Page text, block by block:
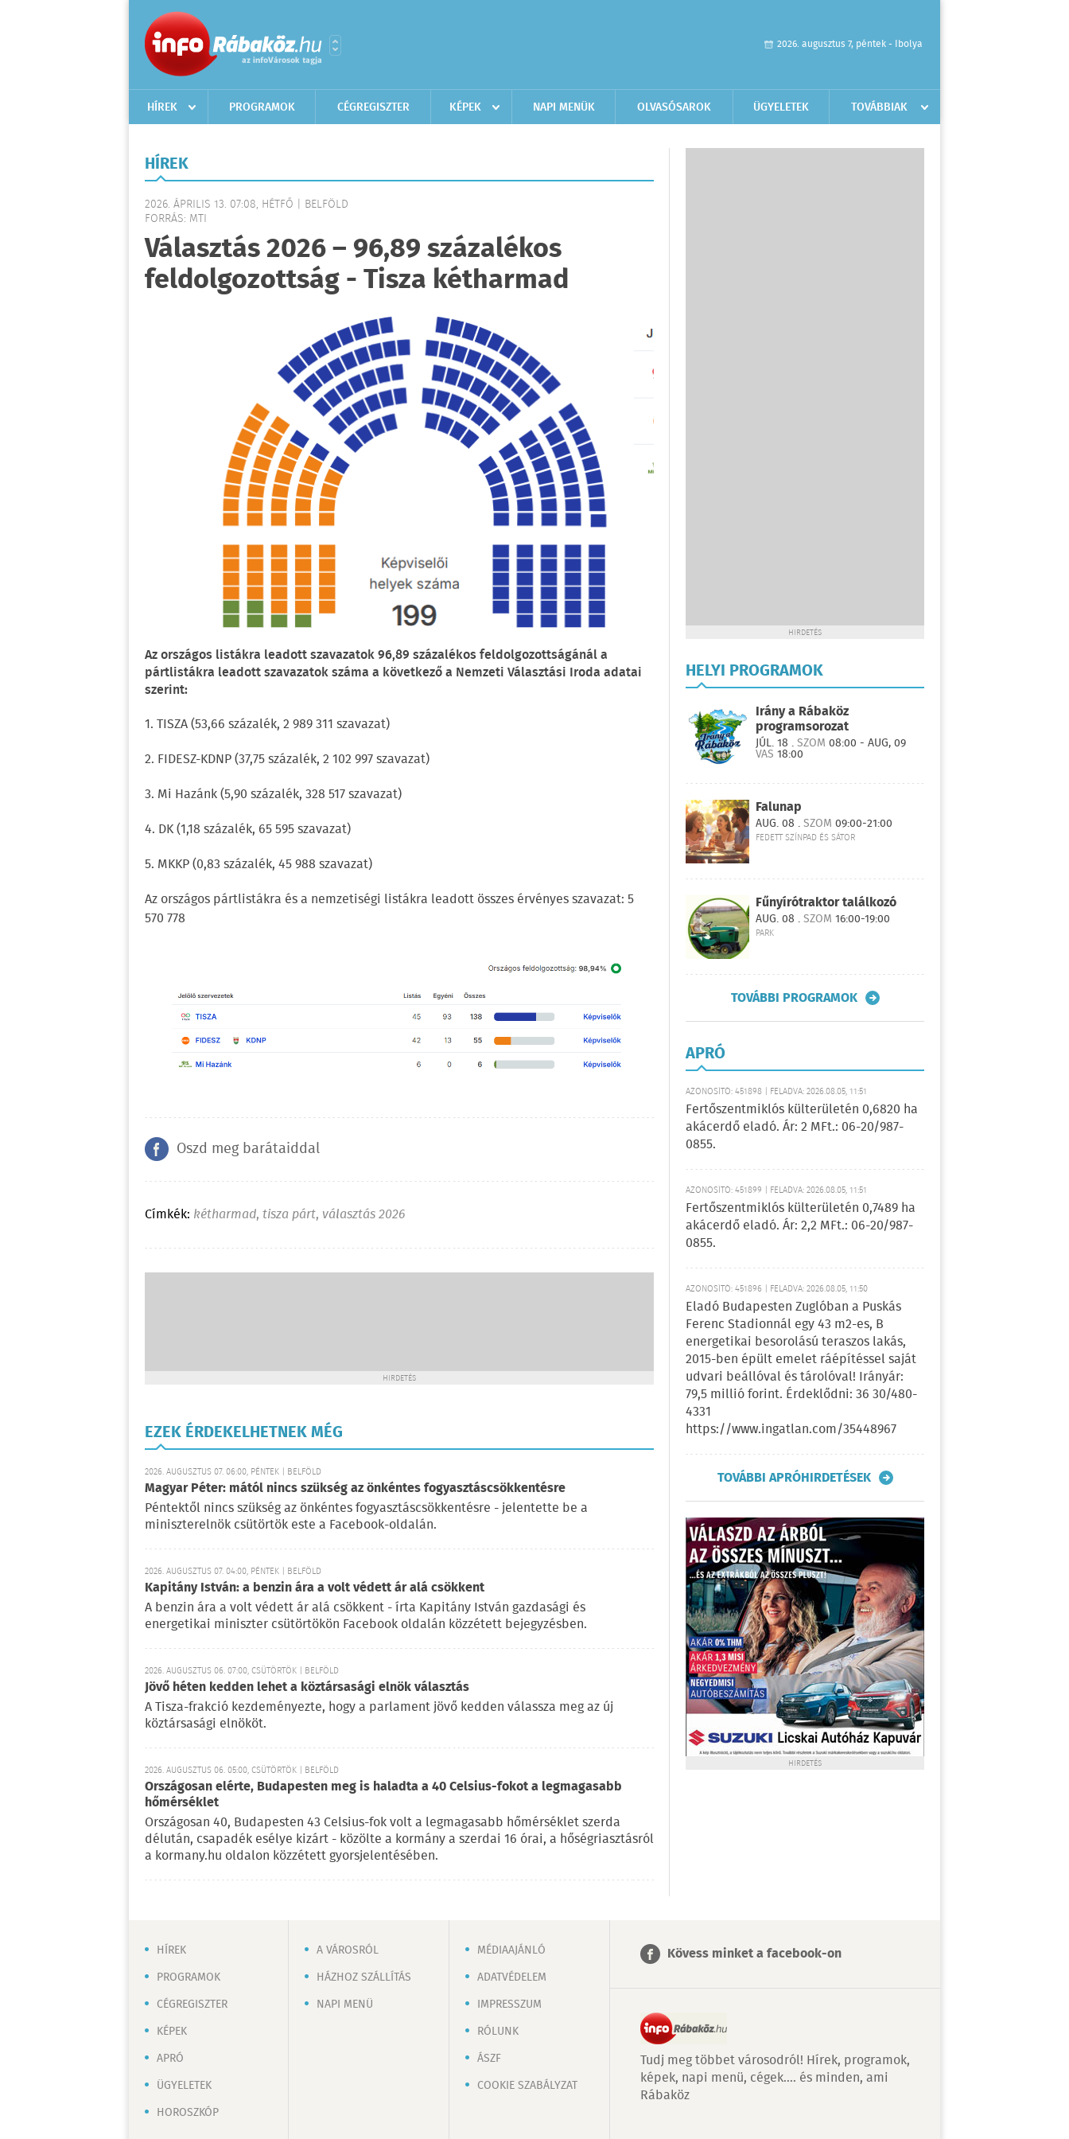
2026. augusztus 7, péntek - Ibolya
HÍREK PROGRAMOK CÉGREGISZTER KÉPEK NAPI MENÜK OLVASÓSAROK ÜGYELETEK TOVÁBBIAK
HÍREK
2026. ÁPRILIS 13. 07:08, HÉTFŐ | BELFÖLD
FORRÁS: MTI
Választás 2026 – 96,89 százalékos
feldolgozottság - Tisza kétharmad
Az országos listákra leadott szavazatok 96,89 százalékos feldolgozottságánál a
pártlistákra leadott szavazatok száma a következő a Nemzeti Választási Iroda adatai
szerint:
1. TISZA (53,66 százalék, 2 989 311 szavazat)
2. FIDESZ-KDNP (37,75 százalék, 2 102 997 szavazat)
3. Mi Hazánk (5,90 százalék, 328 517 szavazat)
4. DK (1,18 százalék, 65 595 szavazat)
5. MKKP (0,83 százalék, 45 988 szavazat)
Az országos pártlistákra és a nemzetiségi listákra leadott összes érvényes szavazat: 5
570 778
Oszd meg barátaiddal
Címkék: kétharmad, tisza párt, választás 2026
HIRDETÉS
EZEK ÉRDEKELHETNEK MÉG
2026. AUGUSZTUS 07. 06:00, PÉNTEK | BELFÖLD
Magyar Péter: mától nincs szükség az önkéntes fogyasztáscsökkentésre
Péntektől nincs szükség az önkéntes fogyasztáscsökkentésre - jelentette be a
miniszterelnök csütörtök este a Facebook-oldalán.
2026. AUGUSZTUS 07. 04:00, PÉNTEK | BELFÖLD
Kapitány István: a benzin ára a volt védett ár alá csökkent
A benzin ára a volt védett ár alá csökkent - írta Kapitány István gazdasági és
energetikai miniszter csütörtökön Facebook oldalán közzétett bejegyzésben.
2026. AUGUSZTUS 06. 07:00, CSÜTÖRTÖK | BELFÖLD
Jövő héten kedden lehet a köztársasági elnök választás
A Tisza-frakció kezdeményezte, hogy a parlament jövő kedden válassza meg az új
köztársasági elnököt.
2026. AUGUSZTUS 06. 05:00, CSÜTÖRTÖK | BELFÖLD
Országosan elérte, Budapesten meg is haladta a 40 Celsius-fokot a legmagasabb
hőmérséklet
Országosan 40, Budapesten 43 Celsius-fok volt a legmagasabb hőmérséklet szerda
délután, csapadék esélye kizárt - közölte a kormány a szerdai 16 órai, a hőségriasztásról
a kormany.hu oldalon közzétett gyorsjelentésében.
HIRDETÉS
HELYI PROGRAMOK
Irány a Rábaköz
programsorozat
JÚL. 18 .SZOM 08:00 - AUG, 09
VAS 18:00
Falunap
AUG. 08 .SZOM 09:00-21:00
FEDETT SZÍNPAD ÉS SÁTOR
Fűnyírótraktor találkozó
AUG. 08 .SZOM 16:00-19:00
PARK
TOVÁBBI PROGRAMOK
APRÓ
AZONOSÍTÓ: 451898 | FELADVA: 2026.08.05, 11:51
Fertőszentmiklós külterületén 0,6820 ha
akácerdő eladó. Ár: 2 MFt.: 06-20/987-
0855.
AZONOSÍTÓ: 451899 | FELADVA: 2026.08.05, 11:51
Fertőszentmiklós külterületén 0,7489 ha
akácerdő eladó. Ár: 2,2 MFt.: 06-20/987-
0855.
AZONOSÍTÓ: 451896 | FELADVA: 2026.08.05, 11:50
Eladó Budapesten Zuglóban a Puskás
Ferenc Stadionnál egy 43 m2-es, B
energetikai besorolású teraszos lakás,
2015-ben épült emelet ráépítéssel saját
udvari beállóval és tárolóval! Irányár:
79,5 millió forint. Érdeklődni: 36 30/480-
4331
https://www.ingatlan.com/35448967
TOVÁBBI APRÓHIRDETÉSEK
HIRDETÉS
HÍREK
PROGRAMOK
CÉGREGISZTER
KÉPEK
APRÓ
ÜGYELETEK
HOROSZKÓP
A VÁROSRÓL
HÁZHOZ SZÁLLÍTÁS
NAPI MENÜ
MÉDIAAJÁNLÓ
ADATVÉDELEM
IMPRESSZUM
RÓLUNK
ÁSZF
COOKIE SZABÁLYZAT
Kövess minket a facebook-on
Tudj meg többet városodról! Hírek, programok,
képek, napi menü, cégek…. és minden, ami
Rábaköz